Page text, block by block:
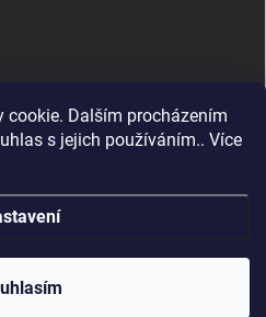
cookie. Dalším procházením
s jejich používáním.. Více
. Všechna práva vyhrazena.